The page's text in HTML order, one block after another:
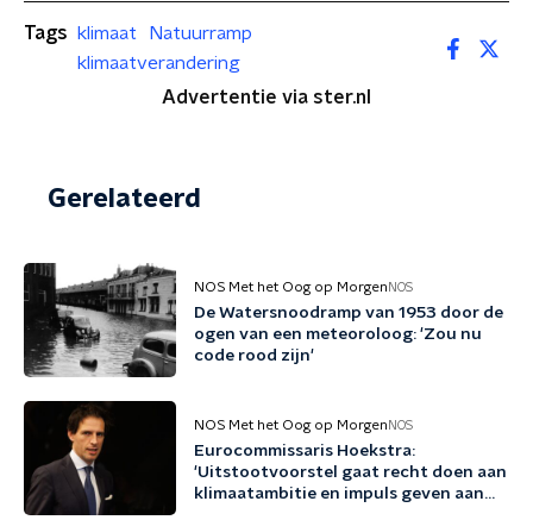
Tags klimaat
Natuurramp
klimaatverandering
Advertentie via ster.nl
Gerelateerd
NOS Met het Oog op Morgen NOS
De Watersnoodramp van 1953 door de
ogen van een meteoroloog: 'Zou nu
code rood zijn'
NOS Met het Oog op Morgen NOS
Eurocommissaris Hoekstra:
'Uitstootvoorstel gaat recht doen aan
klimaatambitie en impuls geven aan